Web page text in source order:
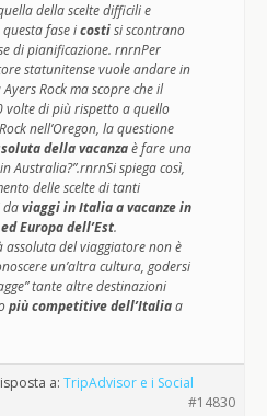
della scelte difficili e
fase icostisi scontrano
di pianificazione. rnrnPer
statunitense vuole andare in
Rock ma scopre che il
volte di più rispetto a quello
nell’Oregon, la questione
della vacanzaè fare una
Australia?”.rnrnSi spiega così,
delle scelte di tanti
daviaggi in Italia a vacanze in
Europa dell’Est.
del viaggiatore non è
un’altra cultura, godersi
tante altre destinazioni
più competitive dell’Italiaa
a: TripAdvisor e i Social
#14830